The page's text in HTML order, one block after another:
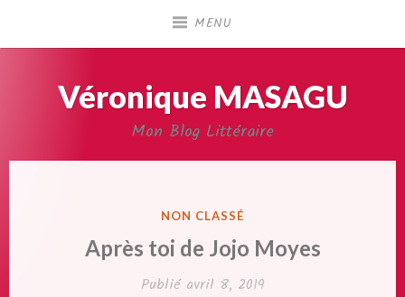
MENU
Véronique MASAGU
Mon Blog Littéraire
PUBLIÉ
NON CLASSÉ
Après toi de Jojo Moyes
Publié avril 8, 2019